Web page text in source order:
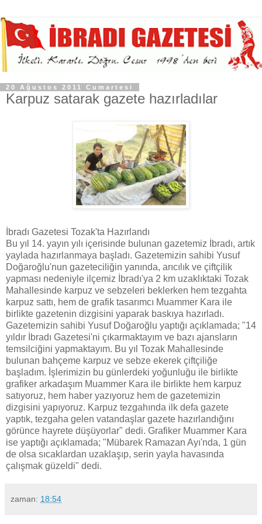
20 Ağustos 2011 Cumartesi
Karpuz satarak gazete hazırladılar
İbradı Gazetesi Tozak'ta Hazırlandı
Bu yıl 14. yayın yılı içerisinde bulunan gazetemiz İbradı, artık
yaylada hazırlanmaya başladı. Gazetemizin sahibi Yusuf
Doğaroğlu'nun gazeteciliğin yanında, arıcılık ve çiftçilik
yapması nedeniyle ilçemiz İbradı'ya 2 km uzaklıktaki Tozak
Mahallesinde karpuz ve sebzeleri beklerken hem tezgahta
karpuz sattı, hem de grafik tasarımcı Muammer Kara ile
birlikte gazetenin dizgisini yaparak baskıya hazırladı.
Gazetemizin sahibi Yusuf Doğaroğlu yaptığı açıklamada; "14
yıldır İbradı Gazetesi'ni çıkarmaktayım ve bazı ajansların
temsilciğini yapmaktayım. Bu yıl Tozak Mahallesinde
bulunan bahçeme karpuz ve sebze ekerek çiftçiliğe
başladım. İşlerimizin bu günlerdeki yoğunluğu ile birlikte
grafiker arkadaşım Muammer Kara ile birlikte hem karpuz
satıyoruz, hem haber yazıyoruz hem de gazetemizin
dizgisini yapıyoruz. Karpuz tezgahında ilk defa gazete
yaptık, tezgaha gelen vatandaşlar gazete hazırlandığını
görünce hayrete düşüyorlar" dedi. Grafiker Muammer Kara
ise yaptığı açıklamada; "Mübarek Ramazan Ayı'nda, 1 gün
de olsa sıcaklardan uzaklaşıp, serin yayla havasında
çalışmak güzeldi" dedi.
zaman: 18:54